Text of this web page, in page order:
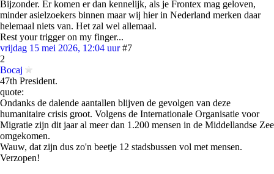
Bijzonder. Er komen er dan kennelijk, als je Frontex mag geloven,
minder asielzoekers binnen maar wij hier in Nederland merken daar
helemaal niets van. Het zal wel allemaal.
Rest your trigger on my finger...
vrijdag 15 mei 2026, 12:04 uur #7
2
Bocaj
47th President.
quote:
Ondanks de dalende aantallen blijven de gevolgen van deze
humanitaire crisis groot. Volgens de Internationale Organisatie voor
Migratie zijn dit jaar al meer dan 1.200 mensen in de Middellandse Zee
omgekomen.
Wauw, dat zijn dus zo'n beetje 12 stadsbussen vol met mensen.
Verzopen!